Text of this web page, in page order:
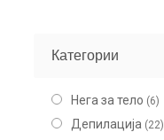
Категории
Нега за тело (6)
Депилација (22)